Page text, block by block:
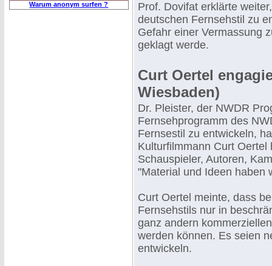
Warum anonym surfen ?
Prof. Dovifat erklärte
deutschen Fernsehstil zu
Gefahr einer Vermassung
geklagt werde.
Curt Oertel
Wiesbaden)
Dr. Pleister, der NWDR
Fernsehprogramm des
Fernsestil zu entwickeln,
Kulturfilmmann Curt
Schauspieler, Autoren,
"Material und Ideen haben
Curt Oertel meinte, dass
Fernsehstils nur in
ganz andern
werden können. Es seien
entwickeln.